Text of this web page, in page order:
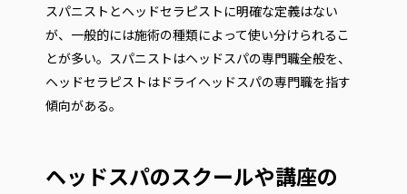
スパニストとヘッドセラピストに明確な定義はない
が、一般的には施術の種類によって使い分けられるこ
とが多い。スパニストはヘッドスパの専門職全般を、
ヘッドセラピストはドライヘッドスパの専門職を指す
傾向がある。
ヘッドスパのスクールや講座の